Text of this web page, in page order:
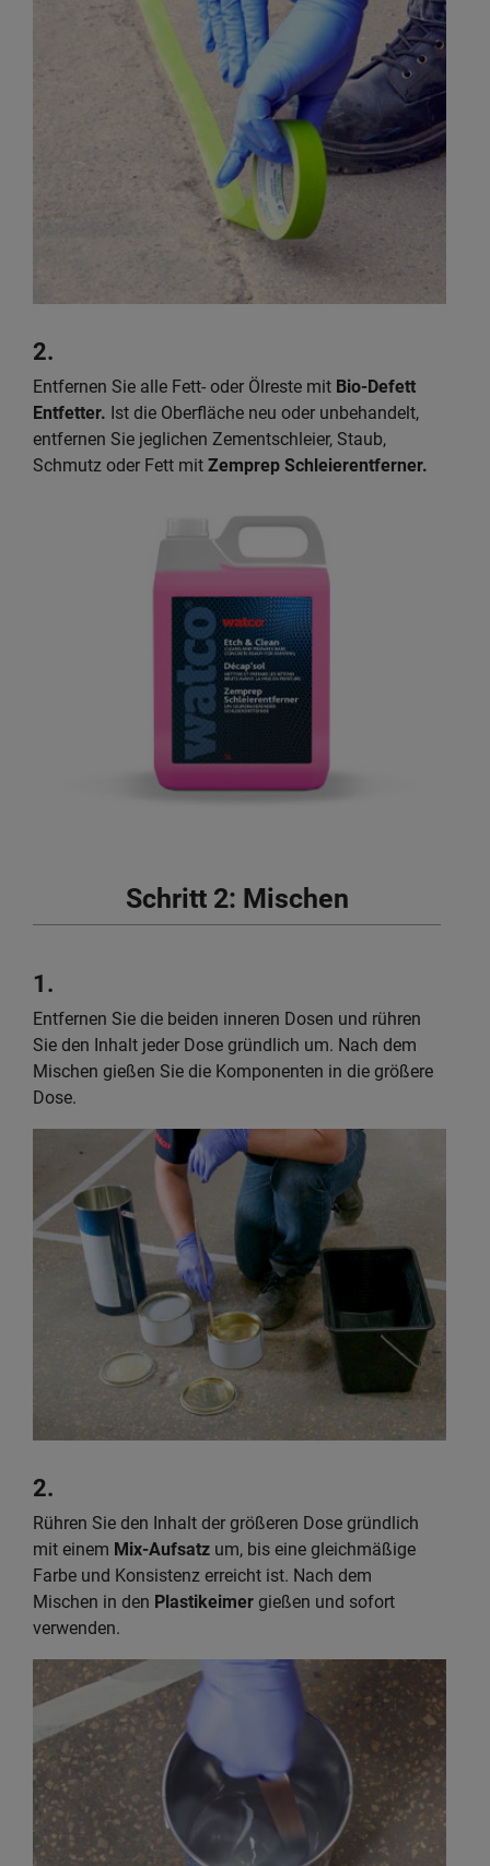
2.
Entfernen Sie alle Fett- oder Ölreste mit Bio-Defett
Entfetter. Ist die Oberfläche neu oder unbehandelt,
entfernen Sie jeglichen Zementschleier, Staub,
Schmutz oder Fett mit Zemprep Schleierentferner.
Schritt 2: Mischen
1.
Entfernen Sie die beiden inneren Dosen und rühren
Sie den Inhalt jeder Dose gründlich um. Nach dem
Mischen gießen Sie die Komponenten in die größere
Dose.
2.
Rühren Sie den Inhalt der größeren Dose gründlich
mit einem Mix-Aufsatz um, bis eine gleichmäßige
Farbe und Konsistenz erreicht ist. Nach dem
Mischen in den Plastikeimer gießen und sofort
verwenden.